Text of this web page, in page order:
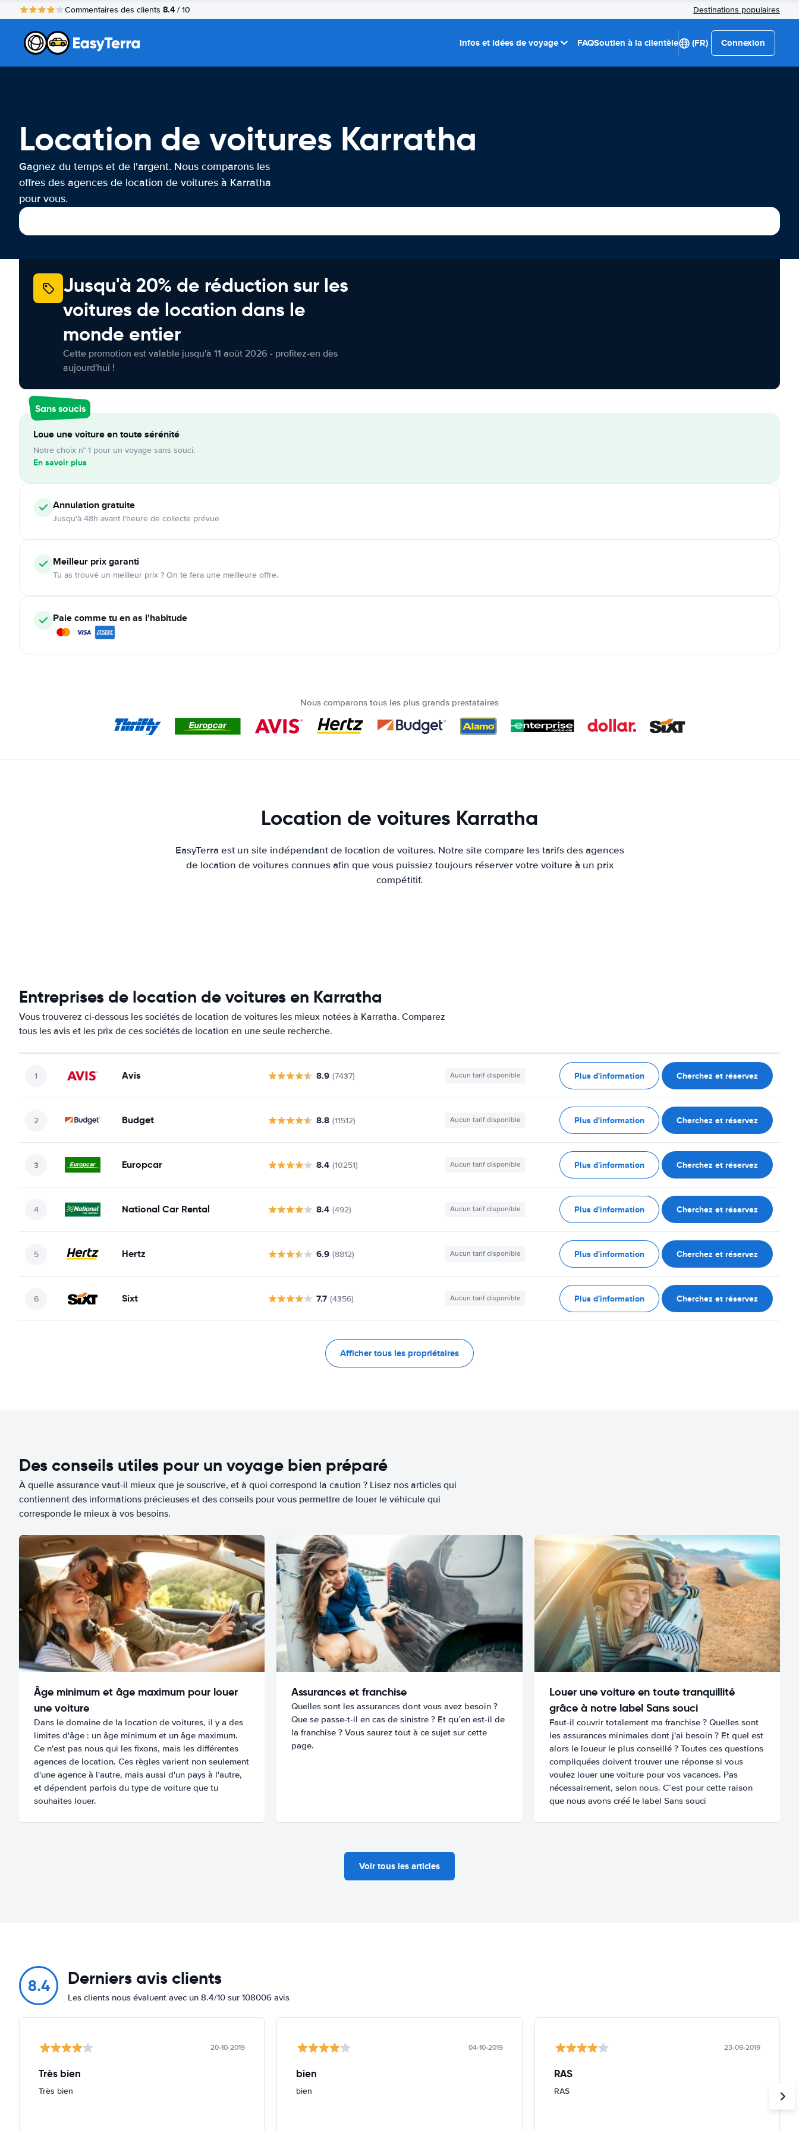
Commentaires des clients 8.4 / 10 Destinations populaires
Infos et idées de voyage FAQSoutien à la clientèle (FR) Connexion
Location de voitures Karratha
Gagnez du temps et de l'argent. Nous comparons les
offres des agences de location de voitures à Karratha
pour vous.
Jusqu'à 20% de réduction sur les
voitures de location dans le
monde entier
Cette promotion est valable jusqu'à 11 août 2026 - profitez-en dès
aujourd'hui !
Sans soucis
Loue une voiture en toute sérénité
Notre choix n° 1 pour un voyage sans souci.
En savoir plus
Annulationgratuite
Jusqu'à 48h avant l'heure de collecte prévue
Meilleur prix garanti
Tu as trouvé un meilleur prix ? On te fera une meilleure offre.
Paie comme tu en as l'habitude
Nous comparons tous les plus grands prestataires
Location de voitures Karratha
EasyTerra est un site indépendant de location de voitures. Notre site compare les tarifs des agences
de location de voitures connues afin que vous puissiez toujours réserver votre voiture à un prix
compétitif.
Entreprises de location de voitures en Karratha
Vous trouverez ci-dessous les sociétés de location de voitures les mieux notées à Karratha. Comparez
tous les avis et les prix de ces sociétés de location en une seule recherche.
Avis 8.9 (7437) Aucun tarif disponible Plus d'information Cherchez et réservez
Budget 8.8 (11512) Aucun tarif disponible Plus d'information Cherchez et réservez
Europcar 8.4 (10251) Aucun tarif disponible Plus d'information Cherchez et réservez
National Car Rental 8.4 (492) Aucun tarif disponible Plus d'information Cherchez et réservez
Hertz 6.9 (8812) Aucun tarif disponible Plus d'information Cherchez et réservez
Sixt 7.7 (4356) Aucun tarif disponible Plus d'information Cherchez et réservez
Afficher tous les propriétaires
Des conseils utiles pour un voyage bien préparé
À quelle assurance vaut-il mieux que je souscrive, et à quoi correspond la caution ? Lisez nos articles qui
contiennent des informations précieuses et des conseils pour vous permettre de louer le véhicule qui
corresponde le mieux à vos besoins.
Âge minimum et âge maximum pour louer
une voiture
Dans le domaine de la location de voitures, il y a des
limites d'âge : un âge minimum et un âge maximum.
Ce n'est pas nous qui les fixons, mais les différentes
agences de location. Ces règles varient non seulement
d'une agence à l'autre, mais aussi d'un pays à l'autre,
et dépendent parfois du type de voiture que tu
souhaites louer.
Assurances et franchise
Quelles sont les assurances dont vous avez besoin ?
Que se passe-t-il en cas de sinistre ? Et qu’en est-il de
la franchise ? Vous saurez tout à ce sujet sur cette
page.
Louer une voiture en toute tranquillité
grâce à notre label Sans souci
Faut-il couvrir totalement ma franchise ? Quelles sont
les assurances minimales dont j'ai besoin ? Et quel est
alors le loueur le plus conseillé ? Toutes ces questions
compliquées doivent trouver une réponse si vous
voulez louer une voiture pour vos vacances. Pas
nécessairement, selon nous. C’est pour cette raison
que nous avons créé le label Sans souci
Voir tous les articles
8.4 Derniers avis clients
Les clients nous évaluent avec un 8.4/10 sur 108006 avis
20-10-2019
Très bien
Très bien
04-10-2019
bien
bien
23-09-2019
RAS
RAS